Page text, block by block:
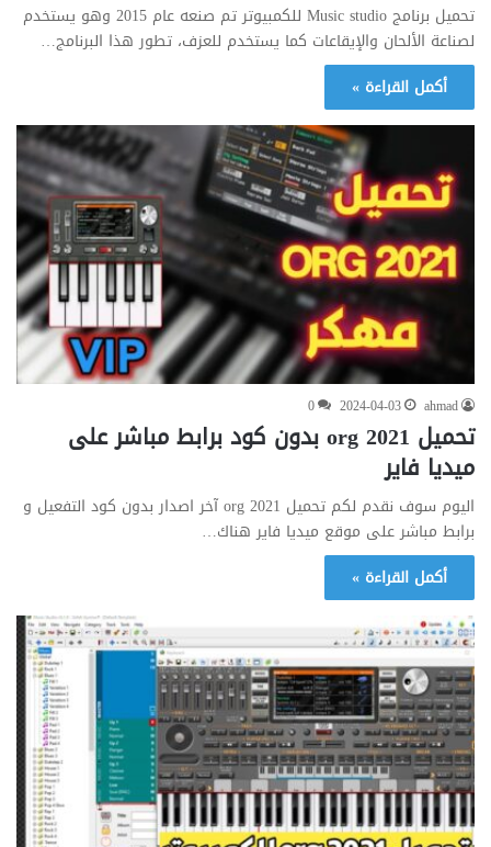
تحميل برنامج Music studio للكمبيوتر تم صنعه عام 2015 وهو يستخدم
لصناعة الألحان والإيقاعات كما يستخدم للعزف، تطور هذا البرنامج…
أكمل القراءة »
ahmad
2024-04-03
0
تحميل org 2021 بدون كود برابط مباشر على
ميديا فاير
اليوم سوف نقدم لكم تحميل org 2021 آخر اصدار بدون كود التفعيل و
برابط مباشر على موقع ميديا فاير هناك…
أكمل القراءة »